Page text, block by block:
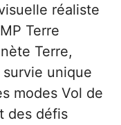
réaliste
Terre
Terre,
unique
modes Vol de
des défis